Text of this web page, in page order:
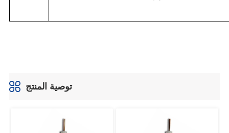
توصية المنتج